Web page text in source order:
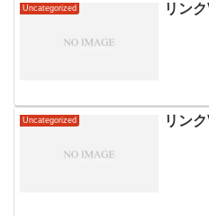
Uncategorized リン
Uncategorized リン